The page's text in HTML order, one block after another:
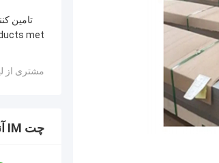
تامین
—— مشتری از
چت IM آنلاین در حال حاضر